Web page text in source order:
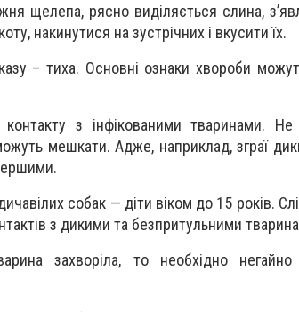
щелепа, рясно виділяється слина,
накинутися на зустрічних і вкусити їх.
– тиха. Основні ознаки хвороби
з інфікованими тваринами. Не
мешкати. Адже, наприклад, зграї
собак — діти віком до 15 років.
з дикими та безпритульними
захворіла, то необхідно